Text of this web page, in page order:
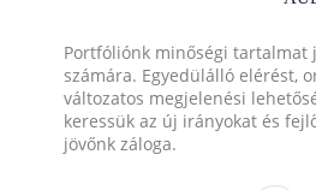
Portfóliónk minőségi tartalmat
számára. Egyedülálló elérést,
változatos megjelenési
keressük az új irányokat és
jövőnk záloga.